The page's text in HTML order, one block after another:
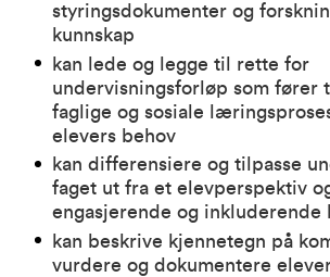
styringsdokumenter og
kunnskap
kan lede og legge til rette for
undervisningsforløp som fører
faglige og sosiale
elevers behov
kan differensiere og tilpasse
faget ut fra et elevperspektiv
engasjerende og
kan beskrive kjennetegn på
vurdere og dokumentere